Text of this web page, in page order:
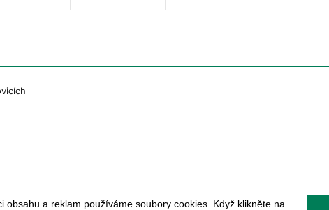
obsahu a reklam používáme soubory cookies. Když klikněte na